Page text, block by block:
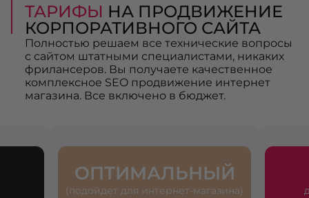
ТАРИФЫ НА ПРОДВИЖЕНИЕ
КОРПОРАТИВНОГО САЙТА
Полностью решаем все технические вопросы
с сайтом штатными специалистами, никаких
фрилансеров. Вы получаете качественное
комплексное SEO продвижение интернет
магазина. Все включено в бюджет.
ОПТИМАЛЬНЫЙ
(подойдет для интернет-магазина)